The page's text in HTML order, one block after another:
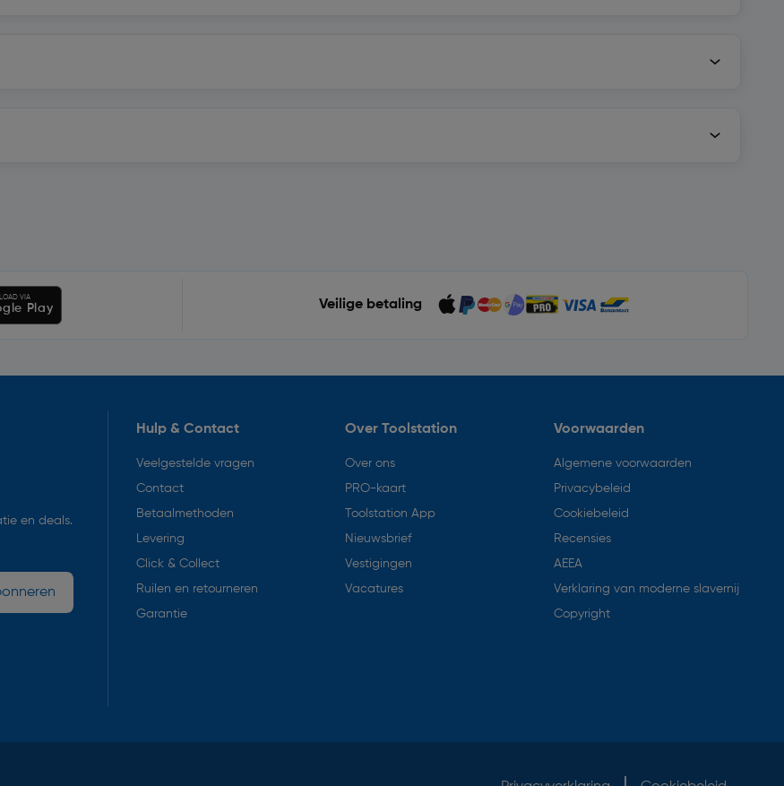
VIA
Play Veilige betaling
en deals.
Hulp & Contact
Veelgestelde vragen
Contact
Betaalmethoden
Levering
Click & Collect
Ruilen en retourneren
Garantie
Over Toolstation
Over ons
PRO-kaart
Toolstation App
Nieuwsbrief
Vestigingen
Vacatures
Voorwaarden
Algemene voorwaarden
Privacybeleid
Cookiebeleid
Recensies
AEEA
Verklaring van moderne slavernij
Copyright